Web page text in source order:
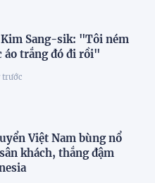
Sang-sik: "Tôi ném
áo trắng đó đi rồi"
trước
Việt Nam bùng nổ
khách, thắng đậm